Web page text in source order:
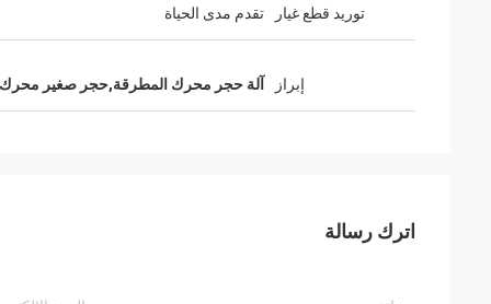
توريد قطع غيار تقدم مدى الحياة
إبراز آلة حجر محرك المطرقة,حجر صغير
اترك رسالة